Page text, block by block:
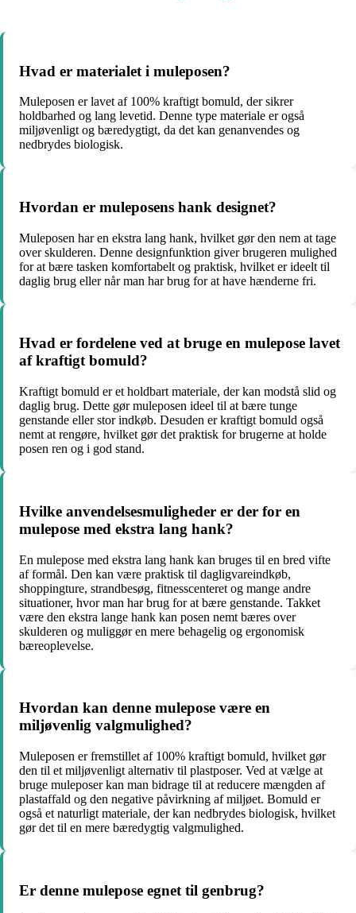
Hvad er materialet i muleposen?
Muleposen er lavet af 100% kraftigt bomuld, der sikrer
holdbarhed og lang levetid. Denne type materiale er også
miljøvenligt og bæredygtigt, da det kan genanvendes og
nedbrydes biologisk.
Hvordan er muleposens hank designet?
Muleposen har en ekstra lang hank, hvilket gør den nem at tage
over skulderen. Denne designfunktion giver brugeren mulighed
for at bære tasken komfortabelt og praktisk, hvilket er ideelt til
daglig brug eller når man har brug for at have hænderne fri.
Hvad er fordelene ved at bruge en mulepose lavet
af kraftigt bomuld?
Kraftigt bomuld er et holdbart materiale, der kan modstå slid og
daglig brug. Dette gør muleposen ideel til at bære tunge
genstande eller stor indkøb. Desuden er kraftigt bomuld også
nemt at rengøre, hvilket gør det praktisk for brugerne at holde
posen ren og i god stand.
Hvilke anvendelsesmuligheder er der for en
mulepose med ekstra lang hank?
En mulepose med ekstra lang hank kan bruges til en bred vifte
af formål. Den kan være praktisk til dagligvareindkøb,
shoppingture, strandbesøg, fitnesscenteret og mange andre
situationer, hvor man har brug for at bære genstande. Takket
være den ekstra lange hank kan posen nemt bæres over
skulderen og muliggør en mere behagelig og ergonomisk
bæreoplevelse.
Hvordan kan denne mulepose være en
miljøvenlig valgmulighed?
Muleposen er fremstillet af 100% kraftigt bomuld, hvilket gør
den til et miljøvenligt alternativ til plastposer. Ved at vælge at
bruge muleposer kan man bidrage til at reducere mængden af
plastaffald og den negative påvirkning af miljøet. Bomuld er
også et naturligt materiale, der kan nedbrydes biologisk, hvilket
gør det til en mere bæredygtig valgmulighed.
Er denne mulepose egnet til genbrug?